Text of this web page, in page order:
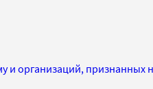
и организаций,